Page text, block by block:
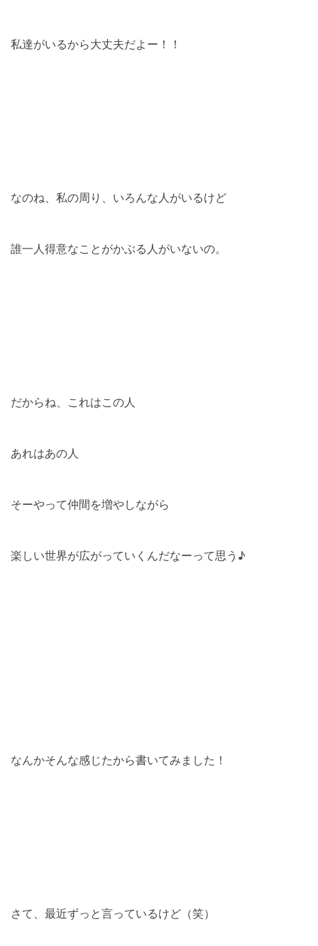
私達がいるから大丈夫だよー！！
なのね、私の周り、いろんな人がいるけど
誰一人得意なことがかぶる人がいないの。
だからね、これはこの人
あれはあの人
そーやって仲間を増やしながら
楽しい世界が広がっていくんだなーって思う♪
なんかそんな感じたから書いてみました！
さて、最近ずっと言っているけど（笑）